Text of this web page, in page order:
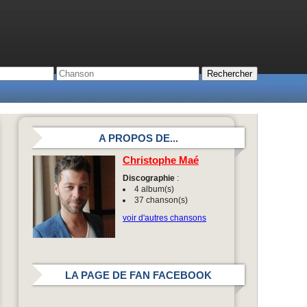
A PROPOS DE...
Christophe Maé
Discographie :
4 album(s)
37 chanson(s)
voir d'autres chansons
LA PAGE DE FAN FACEBOOK